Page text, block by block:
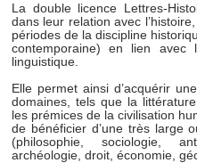
La double licence Lettres-
dans leur relation avec
périodes de la discipline
contemporaine) en lien
linguistique.
Elle permet ainsi d’acquérir
domaines, tels que la
les prémices de la civilisation
de bénéficier d’une très large
(philosophie, sociologie,
archéologie, droit, économie,